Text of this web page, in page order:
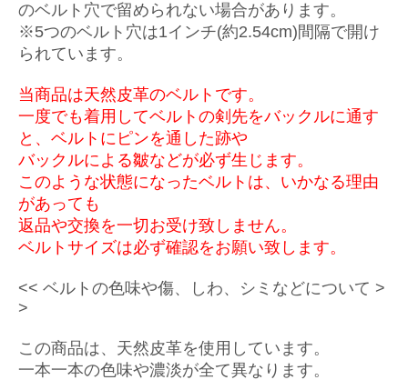
のベルト穴で留められない場合があります。
※5つのベルト穴は1インチ(約2.54cm)間隔で開け
られています。
当商品は天然皮革のベルトです。
一度でも着用してベルトの剣先をバックルに通す
と、ベルトにピンを通した跡や
バックルによる皺などが必ず生じます。
このような状態になったベルトは、いかなる理由
があっても
返品や交換を一切お受け致しません。
ベルトサイズは必ず確認をお願い致します。
<< ベルトの色味や傷、しわ、シミなどについて >
>
この商品は、天然皮革を使用しています。
一本一本の色味や濃淡が全て異なります。